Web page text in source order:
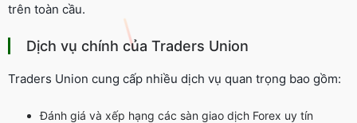
trên toàn cầu.
Dịch vụ chính của Traders Union
Traders Union cung cấp nhiều dịch vụ quan trọng bao gồm:
Đánh giá và xếp hạng các sàn giao dịch Forex uy tín